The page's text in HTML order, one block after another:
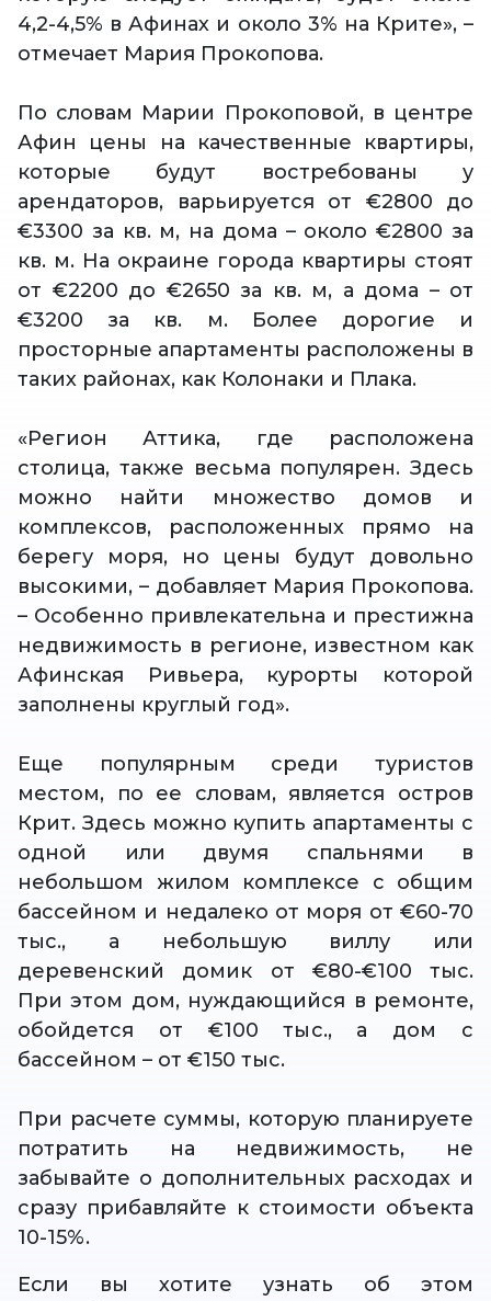
4,2-4,5% в Афинах и около 3% на Крите», –
отмечает Мария Прокопова.
По словам Марии Прокоповой, в центре
Афин цены на качественные квартиры,
которые будут востребованы у
арендаторов, варьируется от €2800 до
€3300 за кв. м, на дома – около €2800 за
кв. м. На окраине города квартиры стоят
от €2200 до €2650 за кв. м, а дома – от
€3200 за кв. м. Более дорогие и
просторные апартаменты расположены в
таких районах, как Колонаки и Плака.
«Регион Аттика, где расположена
столица, также весьма популярен. Здесь
можно найти множество домов и
комплексов, расположенных прямо на
берегу моря, но цены будут довольно
высокими, – добавляет Мария Прокопова.
– Особенно привлекательна и престижна
недвижимость в регионе, известном как
Афинская Ривьера, курорты которой
заполнены круглый год».
Еще популярным среди туристов
местом, по ее словам, является остров
Крит. Здесь можно купить апартаменты с
одной или двумя спальнями в
небольшом жилом комплексе с общим
бассейном и недалеко от моря от €60-70
тыс., а небольшую виллу или
деревенский домик от €80-€100 тыс.
При этом дом, нуждающийся в ремонте,
обойдется от €100 тыс., а дом с
бассейном – от €150 тыс.
При расчете суммы, которую планируете
потратить на недвижимость, не
забывайте о дополнительных расходах и
сразу прибавляйте к стоимости объекта
10-15%.
Если вы хотите узнать об этом